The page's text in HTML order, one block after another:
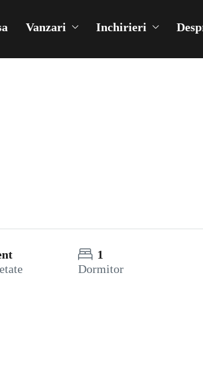
Vanzari Inchirieri
1
Dormitor